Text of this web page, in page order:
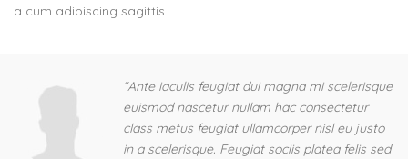
a cum adipiscing sagittis.
“Ante iaculis feugiat dui magna mi scelerisque
euismod nascetur nullam hac consectetur
class metus feugiat ullamcorper nisl eu justo
in a scelerisque. Feugiat sociis platea felis sed